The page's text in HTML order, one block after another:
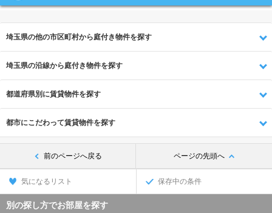
埼玉県の他の市区町村から庭付き物件を探す
埼玉県の沿線から庭付き物件を探す
都道府県別に賃貸物件を探す
都市にこだわって賃貸物件を探す
前のページへ戻る ページの先頭へ
気になるリスト 保存中の条件
別の探し方でお部屋を探す